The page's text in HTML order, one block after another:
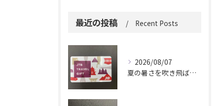
最近の投稿 Recent Posts
2026/08/07
夏の暑さを吹き飛ばしに来てください。